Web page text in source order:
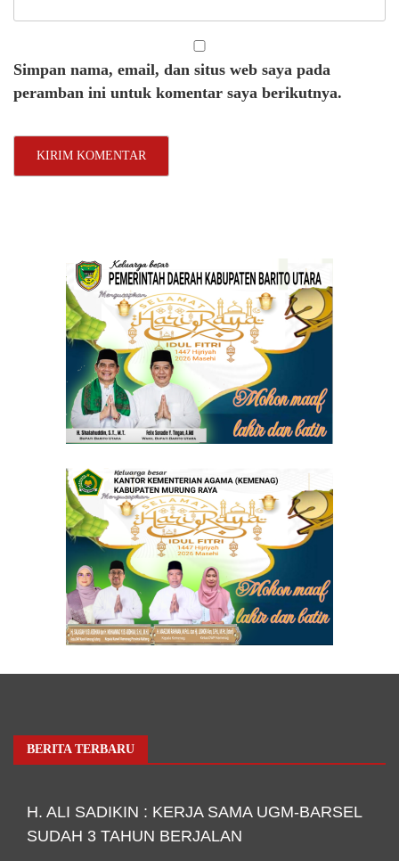
Simpan nama, email, dan situs web saya pada
peramban ini untuk komentar saya berikutnya.
BERITA TERBARU
H. ALI SADIKIN : KERJA SAMA UGM-BARSEL
SUDAH 3 TAHUN BERJALAN